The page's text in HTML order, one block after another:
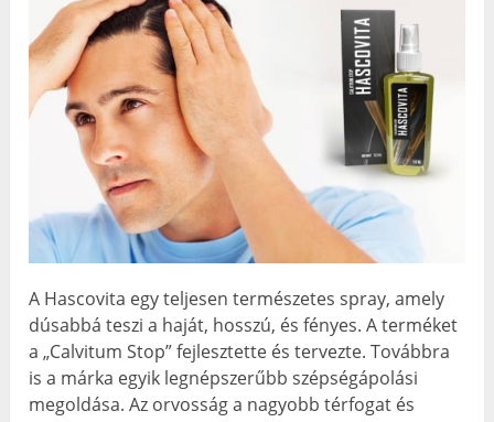
A Hascovita egy teljesen természetes spray, amely
dúsabbá teszi a haját, hosszú, és fényes. A terméket
a „Calvitum Stop” fejlesztette és tervezte. Továbbra
is a márka egyik legnépszerűbb szépségápolási
megoldása. Az orvosság a nagyobb térfogat és